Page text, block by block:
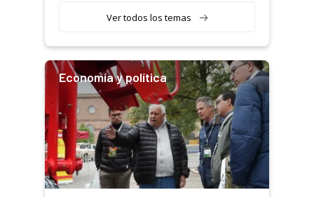
Ver todos los temas
Economía y política